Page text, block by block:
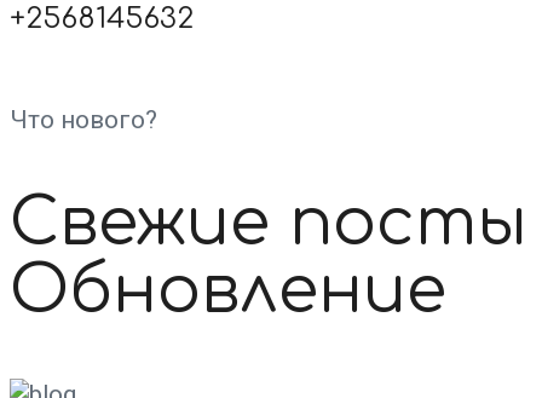
+2568145632
Что нового?
Свежие посты
Обновление